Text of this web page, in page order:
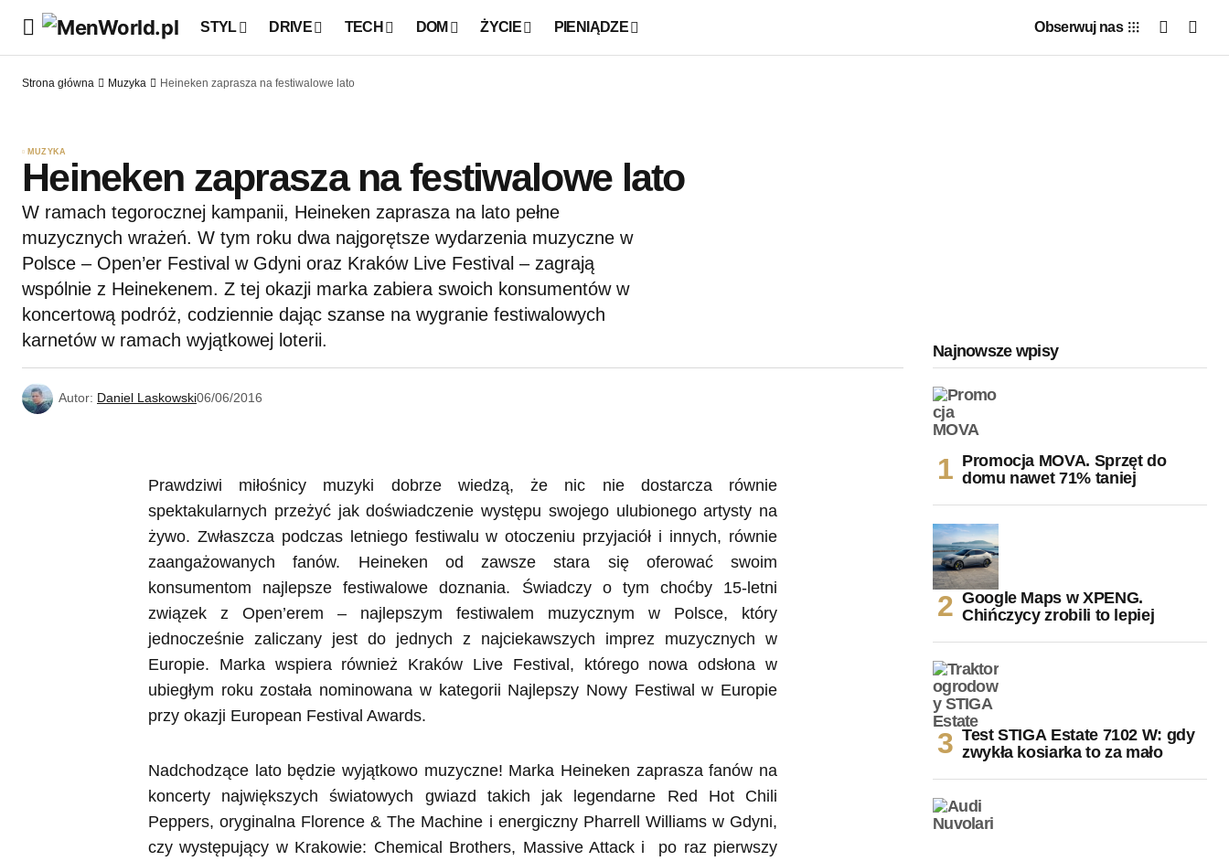
STYL DRIVE TECH DOM ŻYCIE PIENIĄDZE Obserwuj nas
Strona główna Muzyka Heineken zaprasza na festiwalowe lato
MUZYKA
Heineken zaprasza na festiwalowe lato
W ramach tegorocznej kampanii, Heineken zaprasza na lato pełne
muzycznych wrażeń. W tym roku dwa najgorętsze wydarzenia muzyczne w
Polsce – Open’er Festival w Gdyni oraz Kraków Live Festival – zagrają
wspólnie z Heinekenem. Z tej okazji marka zabiera swoich konsumentów w
koncertową podróż, codziennie dając szanse na wygranie festiwalowych
karnetów w ramach wyjątkowej loterii.
Autor: Daniel Laskowski06/06/2016
Prawdziwi miłośnicy muzyki dobrze wiedzą, że nic nie dostarcza równie
spektakularnych przeżyć jak doświadczenie występu swojego ulubionego artysty na
żywo. Zwłaszcza podczas letniego festiwalu w otoczeniu przyjaciół i innych, równie
zaangażowanych fanów. Heineken od zawsze stara się oferować swoim
konsumentom najlepsze festiwalowe doznania. Świadczy o tym choćby 15-letni
związek z Open’erem – najlepszym festiwalem muzycznym w Polsce, który
jednocześnie zaliczany jest do jednych z najciekawszych imprez muzycznych w
Europie. Marka wspiera również Kraków Live Festival, którego nowa odsłona w
ubiegłym roku została nominowana w kategorii Najlepszy Nowy Festiwal w Europie
przy okazji European Festival Awards.
Nadchodzące lato będzie wyjątkowo muzyczne! Marka Heineken zaprasza fanów na
koncerty największych światowych gwiazd takich jak legendarne Red Hot Chili
Peppers, oryginalna Florence & The Machine i energiczny Pharrell Williams w Gdyni,
czy występujący w Krakowie: Chemical Brothers, Massive Attack i po raz pierwszy
Najnowsze wpisy
Promocja MOVA. Sprzęt do
domu nawet 71% taniej
Google Maps w XPENG.
Chińczycy zrobili to lepiej
Test STIGA Estate 7102 W: gdy
zwykła kosiarka to za mało